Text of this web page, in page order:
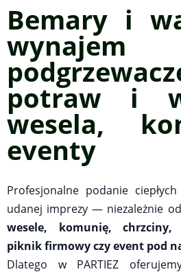
Bemary i
potraw i
wesela,
eventy
Profesjonalne podanie
udanej imprezy — niezależnie
wesele, komunię, chrzciny,
piknik firmowy czy event pod
Dlatego w PARTIEZ